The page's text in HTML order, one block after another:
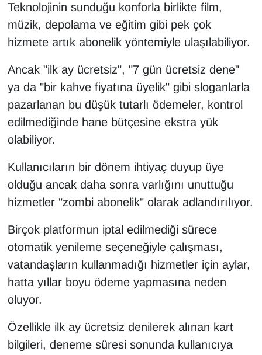
Teknolojinin sunduğu konforla birlikte film,
müzik, depolama ve eğitim gibi pek çok
hizmete artık abonelik yöntemiyle ulaşılabiliyor.
Ancak "ilk ay ücretsiz", "7 gün ücretsiz dene"
ya da "bir kahve fiyatına üyelik" gibi sloganlarla
pazarlanan bu düşük tutarlı ödemeler, kontrol
edilmediğinde hane bütçesine ekstra yük
olabiliyor.
Kullanıcıların bir dönem ihtiyaç duyup üye
olduğu ancak daha sonra varlığını unuttuğu
hizmetler "zombi abonelik" olarak adlandırılıyor.
Birçok platformun iptal edilmediği sürece
otomatik yenileme seçeneğiyle çalışması,
vatandaşların kullanmadığı hizmetler için aylar,
hatta yıllar boyu ödeme yapmasına neden
oluyor.
Özellikle ilk ay ücretsiz denilerek alınan kart
bilgileri, deneme süresi sonunda kullanıcıya
Kadın
Kamu Alımları
Kim Kimdir?
Kültür & Sanat
KURDÎ
MAGAZİN
MEDYA
POLİTİKA
Resmi İlanlar
SAĞLIK